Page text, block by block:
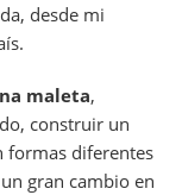
desde mi
maleta,
construir un
formas diferentes
gran cambio en